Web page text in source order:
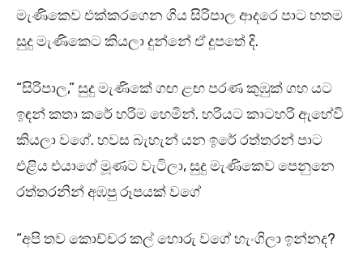
මැණිකෙව එක්කරගෙන ගිය සිරිපාල ආදරෙ පාට හතම
සුදු මැණිකෙට කියලා දුන්නේ ඒ දූපතේ දි.
“සිරිපාල,” සුදු මැණිකේ ගඟ ළඟ පරණ කුඹුක් ගහ යට
ඉඳන් කතා කරේ හරිම හෙමින්. හරියට කාටහරි ඇහේවි
කියලා වගේ. හවස බැහැන් යන ඉරේ රත්තරන් පාට
එළිය එයාගේ මූණට වැටිලා, සුදු මැණිකෙව පෙනුනෙ
රත්තරනින් අඹපු රූපයක් වගේ
“අපි තව කොච්චර කල් හොරු වගේ හැංගිලා ඉන්නද?